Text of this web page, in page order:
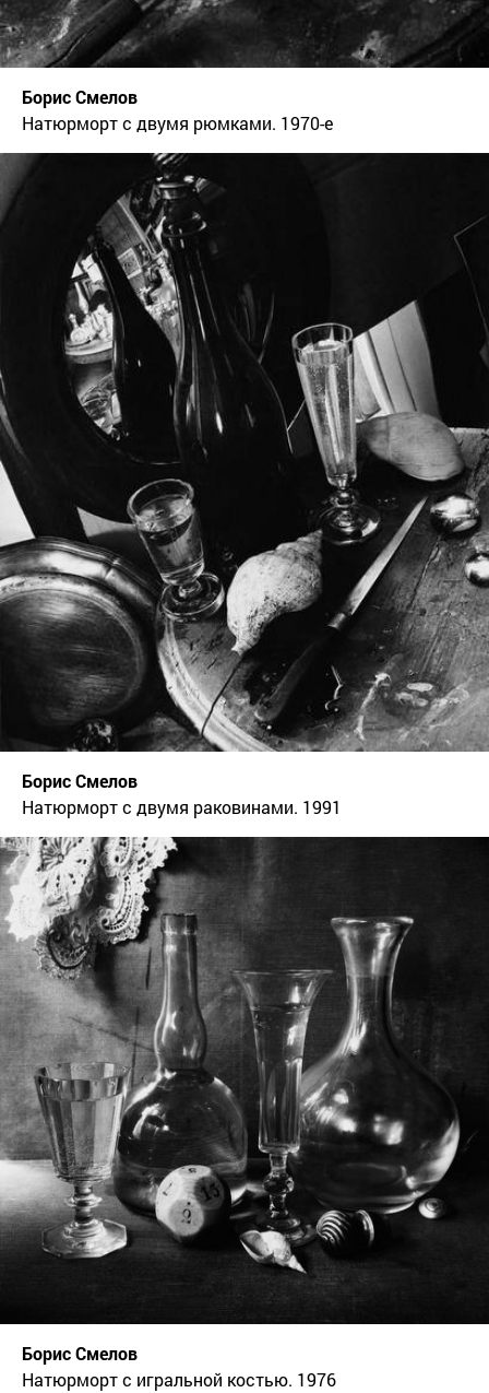
Борис Смелов
Натюрморт с двумя рюмками. 1970-е
Борис Смелов
Натюрморт с двумя раковинами. 1991
Борис Смелов
Натюрморт с игральной костью. 1976